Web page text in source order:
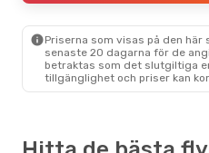
2 Mellanlandningar
Priserna som visas på den
senaste 20 dagarna för de
betraktas som det slutgiltiga
tillgänglighet och priser kan